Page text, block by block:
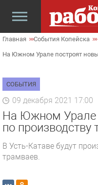
Главная События Копейска
На Южном Урале построят
СОБЫТИЯ
09 декабря 2021 17:00
На Южном Урале
по производству
В Усть-Катаве будут
трамваев.